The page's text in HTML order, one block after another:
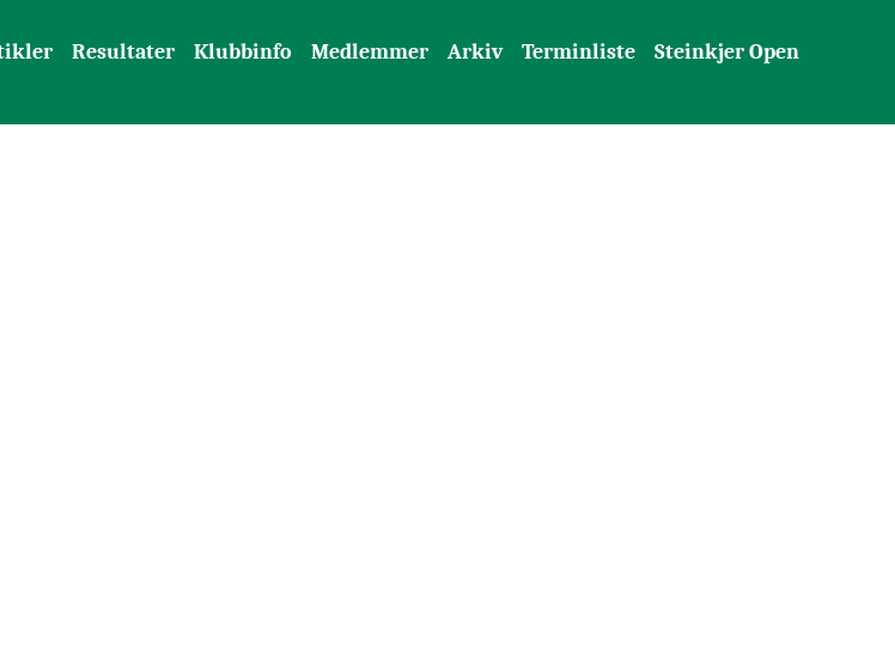
Resultater Klubbinfo Medlemmer Arkiv Terminliste Steinkjer Open